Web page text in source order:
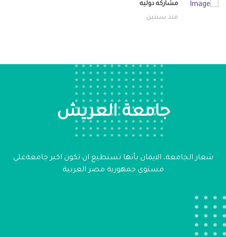
مشاركه دوليه
منذ سنتين
جامعة العريش
شعار الجامعة، الايمان بأنها تستطيع ان تكون اكبر جامعةعلي
مستوي جمهورية مصر العربية